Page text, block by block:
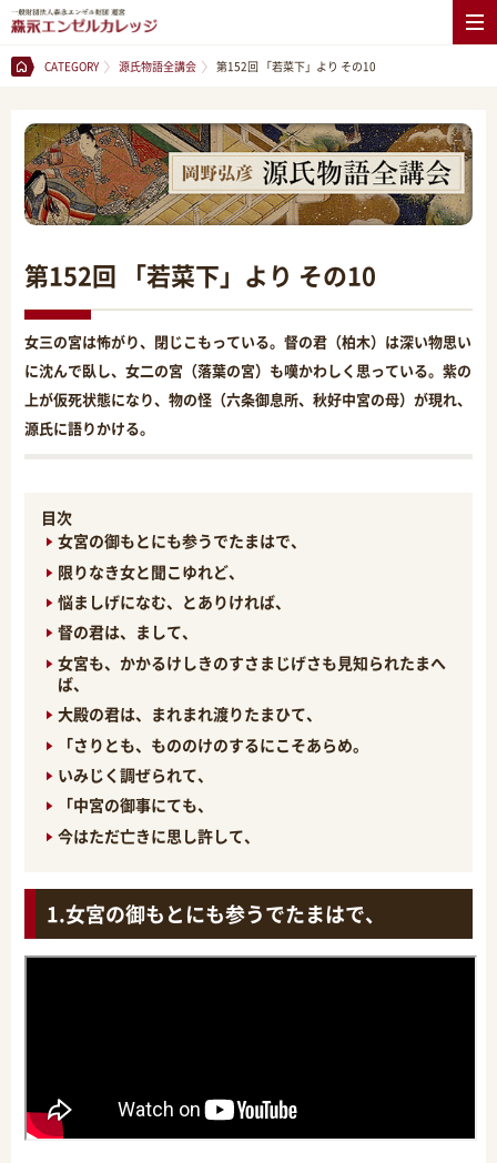
CATEGORY 源氏物語全講会 第152回 「若菜下」より その10
第152回 「若菜下」より その10
女三の宮は怖がり、閉じこもっている。督の君（柏木）は深い物思い
に沈んで臥し、女二の宮（落葉の宮）も嘆かわしく思っている。紫の
上が仮死状態になり、物の怪（六条御息所、秋好中宮の母）が現れ、
源氏に語りかける。
目次
女宮の御もとにも参うでたまはで、
限りなき女と聞こゆれど、
悩ましげになむ、とありければ、
督の君は、まして、
女宮も、かかるけしきのすさまじげさも見知られたまへ
ば、
大殿の君は、まれまれ渡りたまひて、
「さりとも、もののけのするにこそあらめ。
いみじく調ぜられて、
「中宮の御事にても、
今はただ亡きに思し許して、
女宮の御もとにも参うでたまはで、